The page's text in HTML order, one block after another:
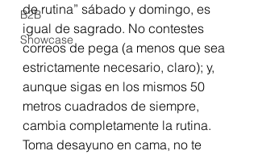
B2B
Showcase
de rutina” sábado y domingo, es
igual de sagrado. No contestes
correos de pega (a menos que sea
estrictamente necesario, claro); y,
aunque sigas en los mismos 50
metros cuadrados de siempre,
cambia completamente la rutina.
Toma desayuno en cama, no te